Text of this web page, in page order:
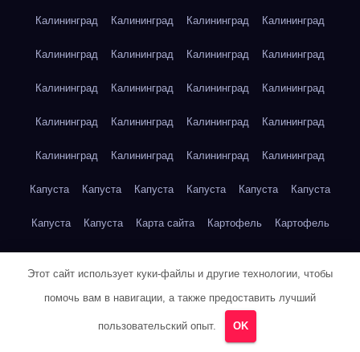
Калининград Калининград Калининград Калининград
Калининград Калининград Калининград Калининград
Калининград Калининград Калининград Калининград
Калининград Калининград Калининград Калининград
Калининград Калининград Калининград Калининград
Капуста Капуста Капуста Капуста Капуста Капуста
Капуста Капуста Карта сайта Картофель Картофель
Кейптаун
Кейптаун Кейптаун Кейптаун
Этот сайт использует куки-файлы и другие технологии, чтобы
помочь вам в навигации, а также предоставить лучший
пользовательский опыт. OK